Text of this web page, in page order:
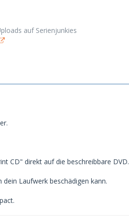
auf Serienjunkies
CD" direkt auf die beschreibbare DVD.
Laufwerk beschädigen kann.